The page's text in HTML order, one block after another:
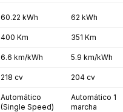
60.22 kWh 62 kWh
400 Km 351 Km
6.6 km/kWh 5.9 km/kWh
218 cv 204 cv
Automático
(Single Speed)
Automático 1
marcha